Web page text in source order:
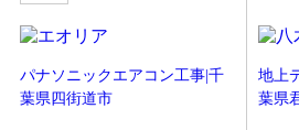
パナソニックエアコン工事|千
葉県四街道市
地上
葉県